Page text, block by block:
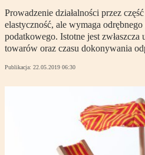
Prowadzenie działalności przez
elastyczność, ale wymaga
podatkowego. Istotne jest zwłaszcza
towarów oraz czasu dokonywania
Publikacja: 22.05.2019 06:30